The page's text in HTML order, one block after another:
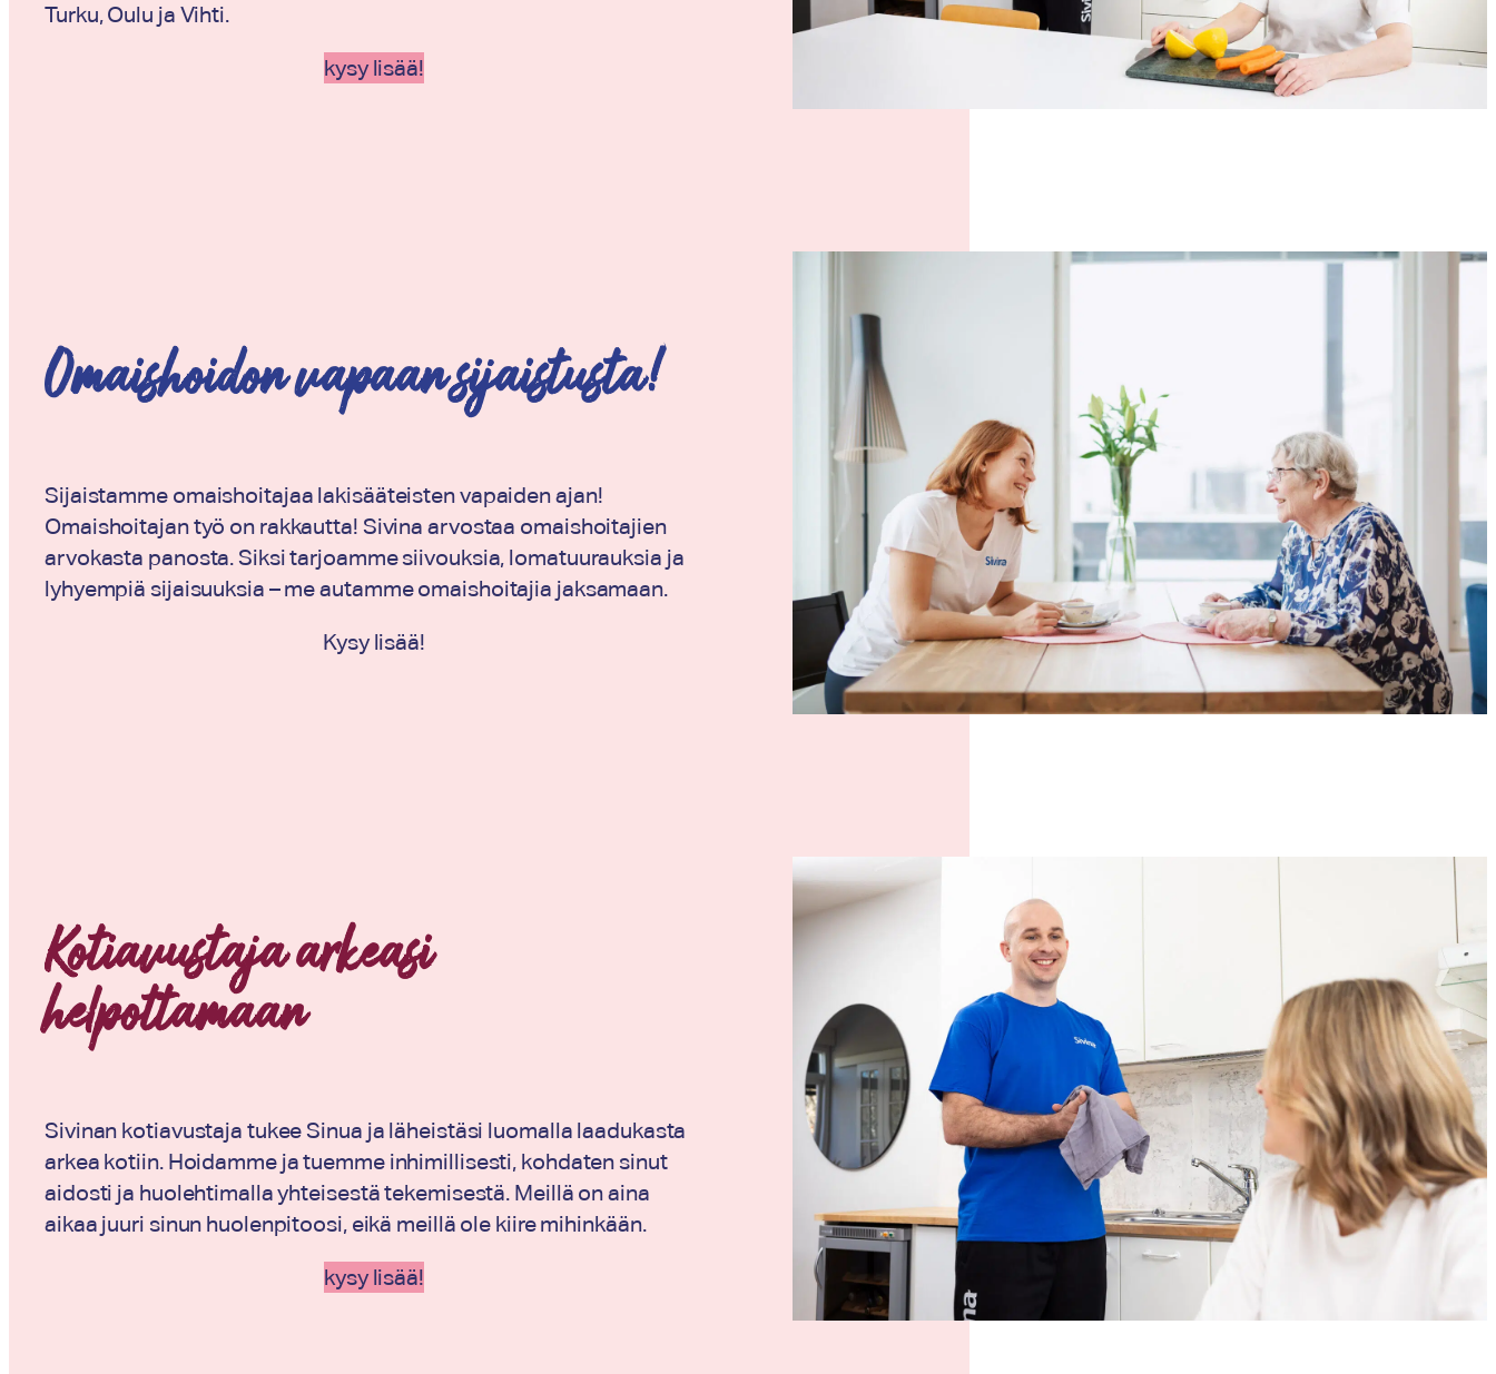
Turku, Oulu ja Vihti.
kysy lisää!
Omaishoidon vapaan sijaistusta!
Sijaistamme omaishoitajaa lakisääteisten vapaiden ajan!
Omaishoitajan työ on rakkautta! Sivina arvostaa omaishoitajien
arvokasta panosta. Siksi tarjoamme siivouksia, lomatuurauksia ja
lyhyempiä sijaisuuksia – me autamme omaishoitajia jaksamaan.
Kysy lisää!
Kotiavustaja arkeasi
helpottamaan
Sivinan kotiavustaja tukee Sinua ja läheistäsi luomalla laadukasta
arkea kotiin. Hoidamme ja tuemme inhimillisesti, kohdaten sinut
aidosti ja huolehtimalla yhteisestä tekemisestä. Meillä on aina
aikaa juuri sinun huolenpitoosi, eikä meillä ole kiire mihinkään.
kysy lisää!